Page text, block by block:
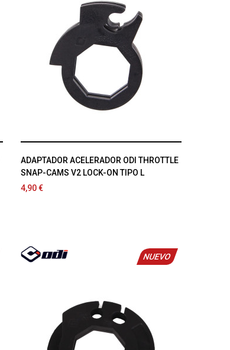
ADAPTADOR ACELERADOR ODI THROTTLE
SNAP-CAMS V2 LOCK-ON TIPO L
4,90 €
NUEVO